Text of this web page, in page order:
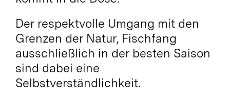
Der respektvolle Umgang mit den
Grenzen der Natur, Fischfang
ausschließlich in der besten Saison
sind dabei eine
Selbstverständlichkeit.